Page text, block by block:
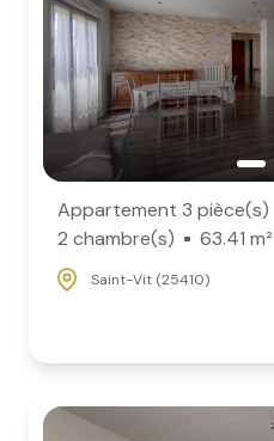
Appartement 3 pièce(s)
2 chambre(s)
63.41 m²
Saint-Vit (25410)